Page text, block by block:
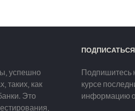
успешно
таких, как
Это
Подпишитесь
курсе
информацию о